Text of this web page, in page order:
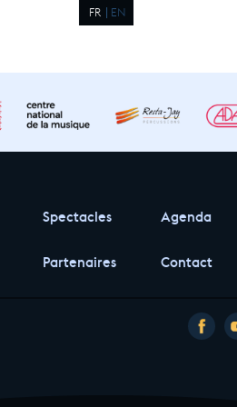
FR EN
Spectacles Agenda
Partenaires Contact